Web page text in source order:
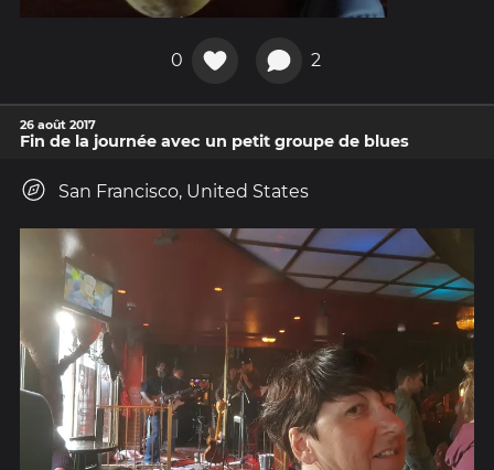
0 2
26 août 2017
Fin de la journée avec un petit groupe de blues
San Francisco, United States